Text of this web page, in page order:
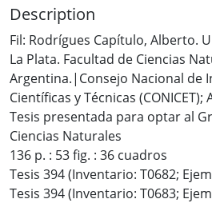
Description
Fil: Rodrígues Capítulo, Alberto.
La Plata. Facultad de Ciencias
Argentina.|Consejo Nacional de
Científicas y Técnicas (CONICET);
Tesis presentada para optar al
Ciencias Naturales
136 p. : 53 fig. : 36 cuadros
Tesis 394 (Inventario: T0682;
Tesis 394 (Inventario: T0683;